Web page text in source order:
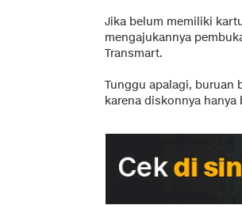
Jika belum memiliki
mengajukannya
Transmart.
Tunggu apalagi, buruan
karena diskonnya